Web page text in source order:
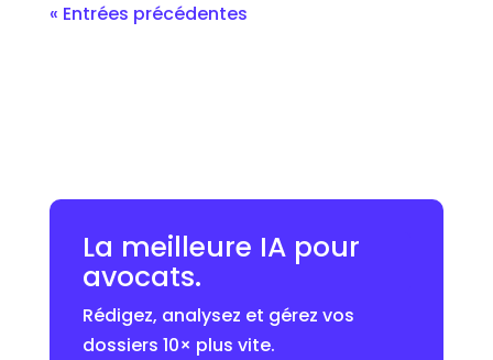
« Entrées précédentes
La meilleure IA pour
avocats.
Rédigez, analysez et gérez vos
dossiers 10× plus vite.